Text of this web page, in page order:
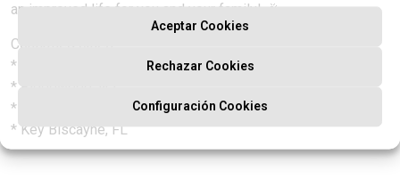
Aceptar Cookies
Rechazar Cookies
Configuración Cookies
an improved life for you and your family! 🎉
Confirmed cities:
* Coral Springs, FL
* Ridgewood, NJ
* Washington, DC
* Key Biscayne, FL